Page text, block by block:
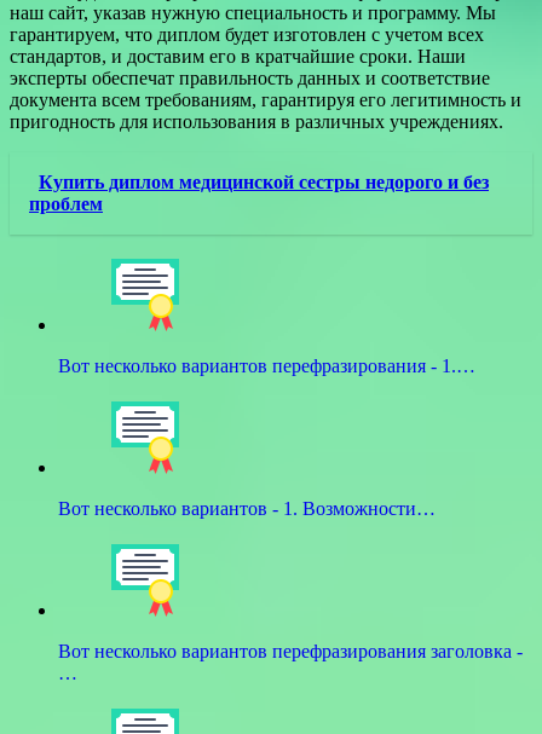
наш сайт, указав нужную специальность и программу. Мы
гарантируем, что диплом будет изготовлен с учетом всех
стандартов, и доставим его в кратчайшие сроки. Наши
эксперты обеспечат правильность данных и соответствие
документа всем требованиям, гарантируя его легитимность и
пригодность для использования в различных учреждениях.
Купить диплом медицинской сестры недорого и без
проблем
Вот несколько вариантов перефразирования - 1.…
Вот несколько вариантов - 1. Возможности…
Вот несколько вариантов перефразирования заголовка -
…